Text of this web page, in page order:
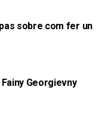
sobre com fer un
Georgievny